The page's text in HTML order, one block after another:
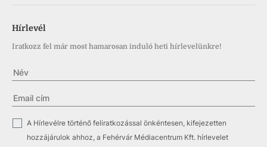
Hírlevél
Iratkozz fel már most hamarosan induló heti hírlevelünkre!
✓
A Hírlevélre történő feliratkozással önkéntesen, kifejezetten
hozzájárulok ahhoz, a Fehérvár Médiacentrum Kft. hírlevelet